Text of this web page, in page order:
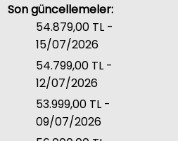
Son güncellemeler:
54.879,00 TL -
15/07/2026
54.799,00 TL -
12/07/2026
53.999,00 TL -
09/07/2026